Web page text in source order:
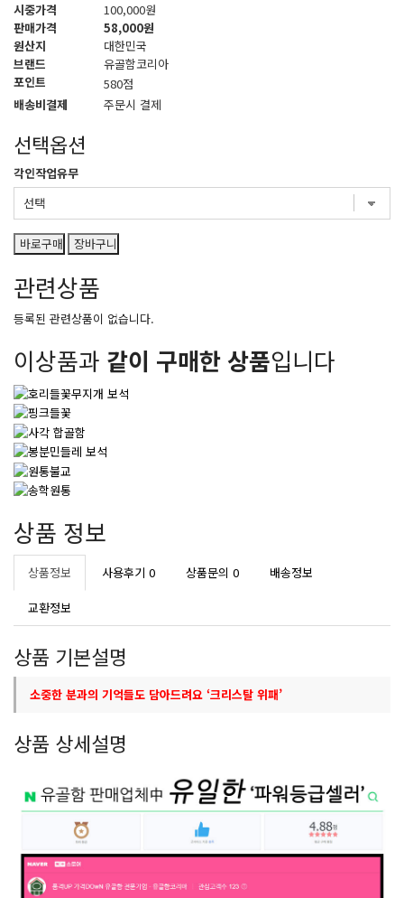
시중가격
100,000원
판매가격
58,000원
원산지
대한민국
브랜드
유골함코리아
포인트
580점
배송비결제
주문시 결제
선택옵션
각인작업유무
바로구매 장바구니
관련상품
등록된 관련상품이 없습니다.
이상품과 같이 구매한 상품입니다
상품 정보
상품정보 사용후기 0 상품문의 0 배송정보
교환정보
상품 기본설명
소중한 분과의 기억들도 담아드려요 ‘크리스탈 위패’
상품 상세설명